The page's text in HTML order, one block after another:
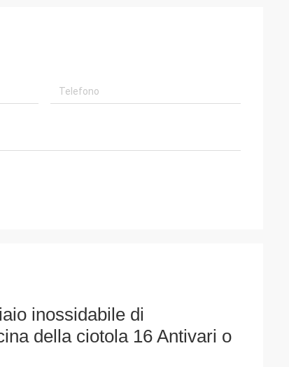
inossidabile di
della ciotola 16 Antivari o